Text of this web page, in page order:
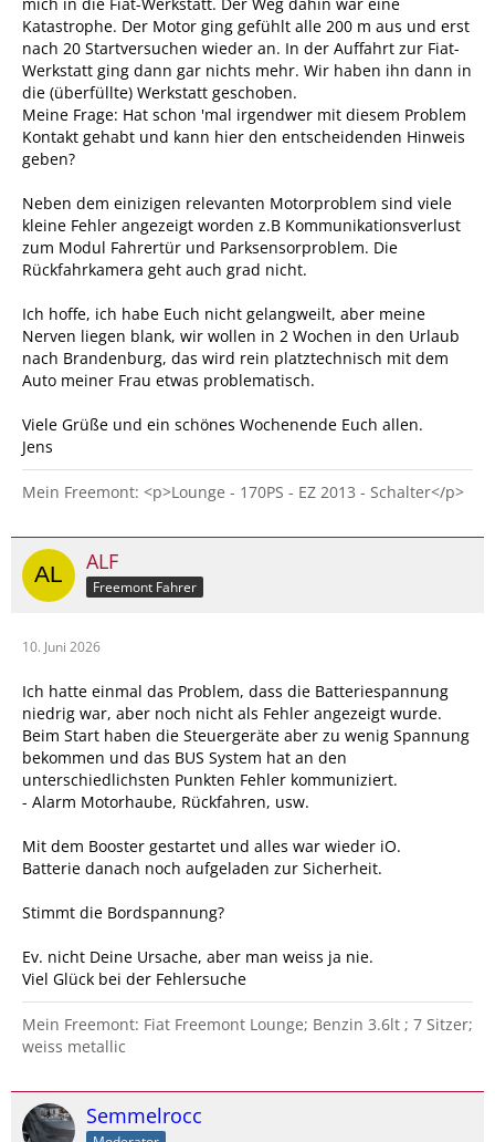
Katastrophe. Der Motor ging gefühlt alle 200 m aus und erst
nach 20 Startversuchen wieder an. In der Auffahrt zur Fiat-
Werkstatt ging dann gar nichts mehr. Wir haben ihn dann in
die (überfüllte) Werkstatt geschoben.
Meine Frage: Hat schon 'mal irgendwer mit diesem Problem
Kontakt gehabt und kann hier den entscheidenden Hinweis
geben?
Neben dem einizigen relevanten Motorproblem sind viele
kleine Fehler angezeigt worden z.B Kommunikationsverlust
zum Modul Fahrertür und Parksensorproblem. Die
Rückfahrkamera geht auch grad nicht.
Ich hoffe, ich habe Euch nicht gelangweilt, aber meine
Nerven liegen blank, wir wollen in 2 Wochen in den Urlaub
nach Brandenburg, das wird rein platztechnisch mit dem
Auto meiner Frau etwas problematisch.
Viele Grüße und ein schönes Wochenende Euch allen.
Jens
Mein Freemont: <p>Lounge - 170PS - EZ 2013 - Schalter</p>
ALF
Freemont Fahrer
10. Juni 2026
Ich hatte einmal das Problem, dass die Batteriespannung
niedrig war, aber noch nicht als Fehler angezeigt wurde.
Beim Start haben die Steuergeräte aber zu wenig Spannung
bekommen und das BUS System hat an den
unterschiedlichsten Punkten Fehler kommuniziert.
- Alarm Motorhaube, Rückfahren, usw.
Mit dem Booster gestartet und alles war wieder iO.
Batterie danach noch aufgeladen zur Sicherheit.
Stimmt die Bordspannung?
Ev. nicht Deine Ursache, aber man weiss ja nie.
Viel Glück bei der Fehlersuche
Mein Freemont: Fiat Freemont Lounge; Benzin 3.6lt ; 7 Sitzer;
weiss metallic
Semmelrocc